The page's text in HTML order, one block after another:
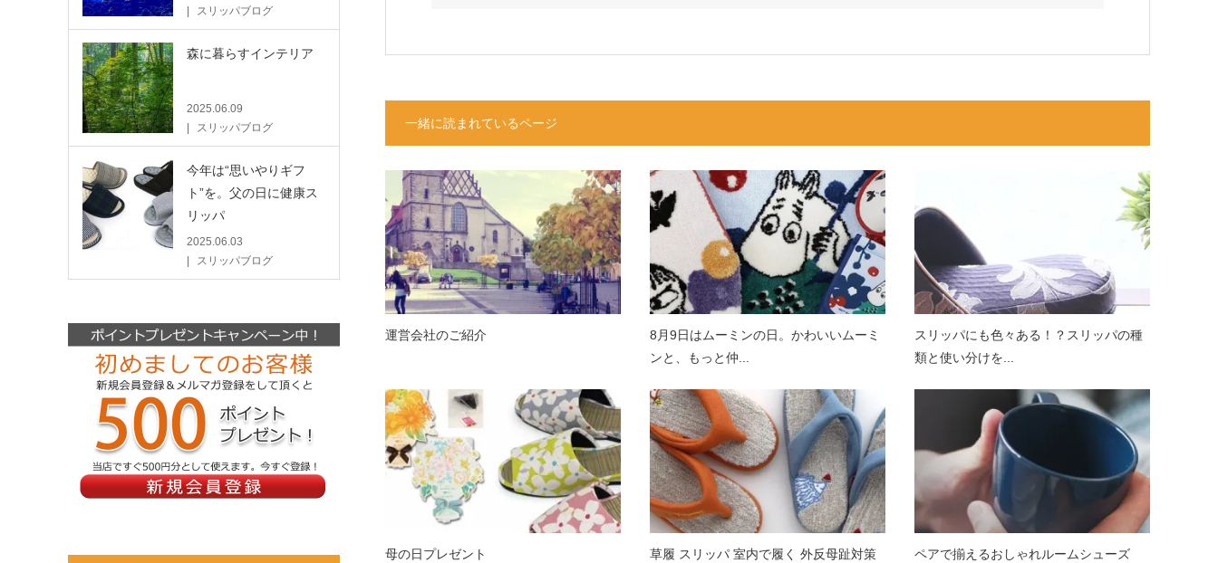
一緒に読まれているページ
運営会社のご紹介
8月9日はムーミンの日。かわいいムーミ
ンと、もっと仲...
スリッパにも色々ある！？スリッパの種
類と使い分けを...
母の日プレゼント
草履 スリッパ 室内で履く 外反母趾対策
ペアで揃えるおしゃれルームシューズ
スリッパブログ
森に暮らすインテリア
2025.06.09
スリッパブログ
今年は“思いやりギフ
ト”を。父の日に健康ス
リッパ
2025.06.03
スリッパブログ